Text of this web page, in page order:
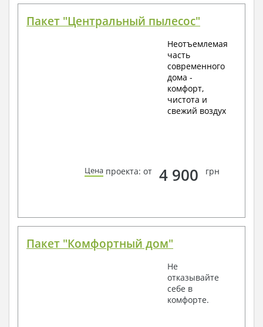
Пакет "Центральный пылесос"
Неотъемлемая
часть
современного
дома -
комфорт,
чистота и
свежий воздух
Цена проекта: от 4 900 грн
Пакет "Комфортный дом"
Не
отказывайте
себе в
комфорте.